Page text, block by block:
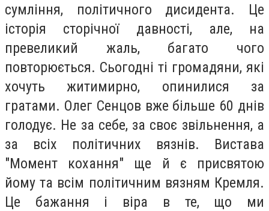
сумління, політичного дисидента. Це
історія сторічної давності, але, на
превеликий жаль, багато чого
повторюється. Сьогодні ті громадяни, які
хочуть житимирно, опинилися за
гратами. Олег Сенцов вже більше 60 днів
голодує. Не за себе, за своє звільнення, а
за всіх політичних вязнів. Вистава
"Момент кохання" ще й є присвятою
йому та всім політичним вязням Кремля.
Це бажання і віра в те, що ми